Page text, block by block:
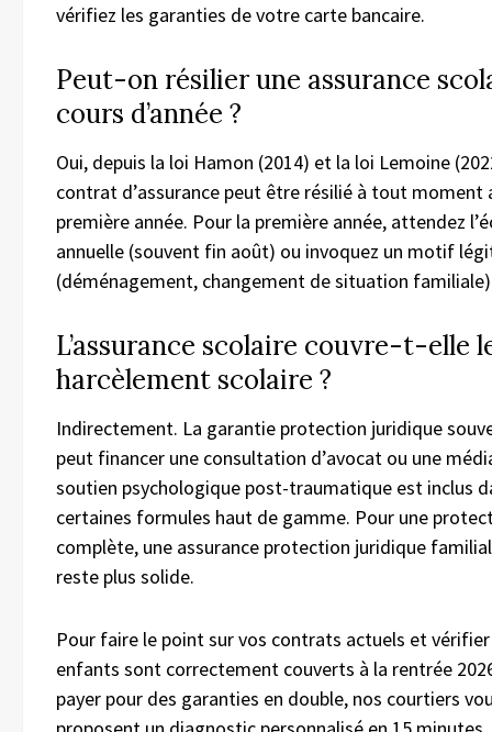
vérifiez les garanties de votre carte bancaire.
Peut-on résilier une assurance
cours d’année ?
Oui, depuis la loi Hamon (2014) et la loi Lemoine
contrat d’assurance peut être résilié à tout moment
première année. Pour la première année, attendez
annuelle (souvent fin août) ou invoquez un motif
(déménagement, changement de situation
L’assurance scolaire couvre-t-elle
harcèlement scolaire ?
Indirectement. La garantie protection juridique
peut financer une consultation d’avocat ou une
soutien psychologique post-traumatique est inclus
certaines formules haut de gamme. Pour une
complète, une assurance protection juridique
reste plus solide.
Pour faire le point sur vos contrats actuels et
enfants sont correctement couverts à la rentrée
payer pour des garanties en double, nos courtiers